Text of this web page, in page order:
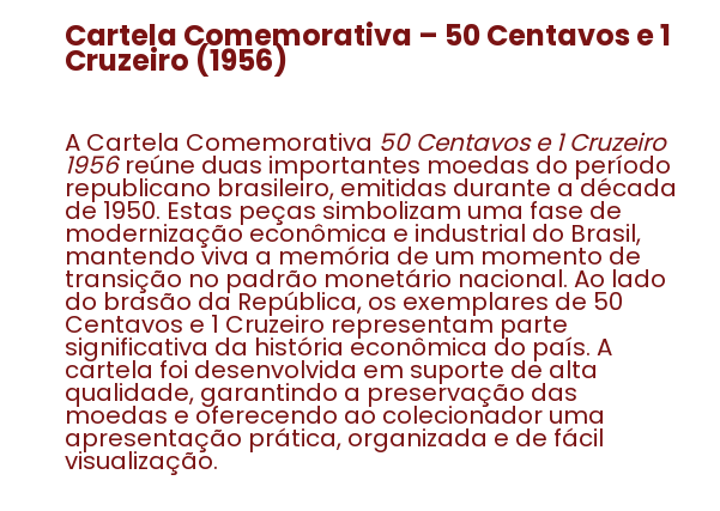
Cartela Comemorativa – 50 Centavos e 1
Cruzeiro (1956)
A Cartela Comemorativa 50 Centavos e 1 Cruzeiro
1956reúne duas importantes moedas do período
republicano brasileiro, emitidas durante a década
de 1950. Estas peças simbolizam uma fase de
modernização econômica e industrial do Brasil,
mantendo viva a memória de um momento de
transição no padrão monetário nacional. Ao lado
do brasão da República, os exemplares de 50
Centavos e 1 Cruzeiro representam parte
significativa da história econômica do país. A
cartela foi desenvolvida em suporte de alta
qualidade, garantindo a preservação das
moedas e oferecendo ao colecionador uma
apresentação prática, organizada e de fácil
visualização.